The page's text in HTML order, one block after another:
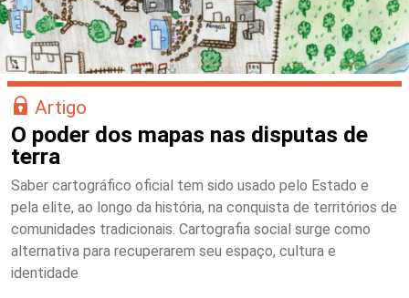
Artigo
O poder dos mapas nas disputas de
terra
Saber cartográfico oficial tem sido usado pelo Estado e
pela elite, ao longo da história, na conquista de territórios de
comunidades tradicionais. Cartografia social surge como
alternativa para recuperarem seu espaço, cultura e
identidade